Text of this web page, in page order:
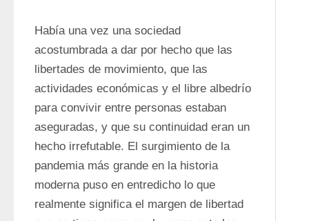
Había una vez una sociedad
acostumbrada a dar por hecho que las
libertades de movimiento, que las
actividades económicas y el libre albedrío
para convivir entre personas estaban
aseguradas, y que su continuidad eran un
hecho irrefutable. El surgimiento de la
pandemia más grande en la historia
moderna puso en entredicho lo que
realmente significa el margen de libertad